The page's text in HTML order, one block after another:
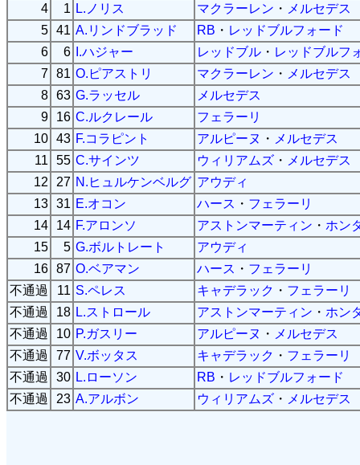
4
1 L.ノリス マクラーレン ・ メルセデス
5 41 A.リンドブラッド RB ・ レッドブルフォード
6
6 I.ハジャー レッドブル ・ レッドブルフ
7 81 O.ピアストリ マクラーレン ・ メルセデス
8 63 G.ラッセル
メルセデス
9
16 C.ルクレール
フェラーリ
10 43 F.コラピント アルピーヌ ・ メルセデス
11
55 C.サインツ ウィリアムズ ・ メルセデス
12
27 N.ヒュルケンベルグ アウディ
13 31 E.オコン ハース ・ フェラーリ
14
14 F.アロンソ アストンマーティン ・ ホン
15
5 G.ボルトレート
アウディ
16 87 O.ベアマン ハース ・ フェラーリ
不通過
11 S.ペレス キャデラック ・ フェラーリ
不通過
18 L.ストロール アストンマーティン ・ ホン
不通過
10 P.ガスリー アルピーヌ ・ メルセデス
不通過
77 V.ボッタス キャデラック ・ フェラーリ
不通過
30 L.ローソン RB ・ レッドブルフォード
不通過
23 A.アルボン ウィリアムズ ・ メルセデス